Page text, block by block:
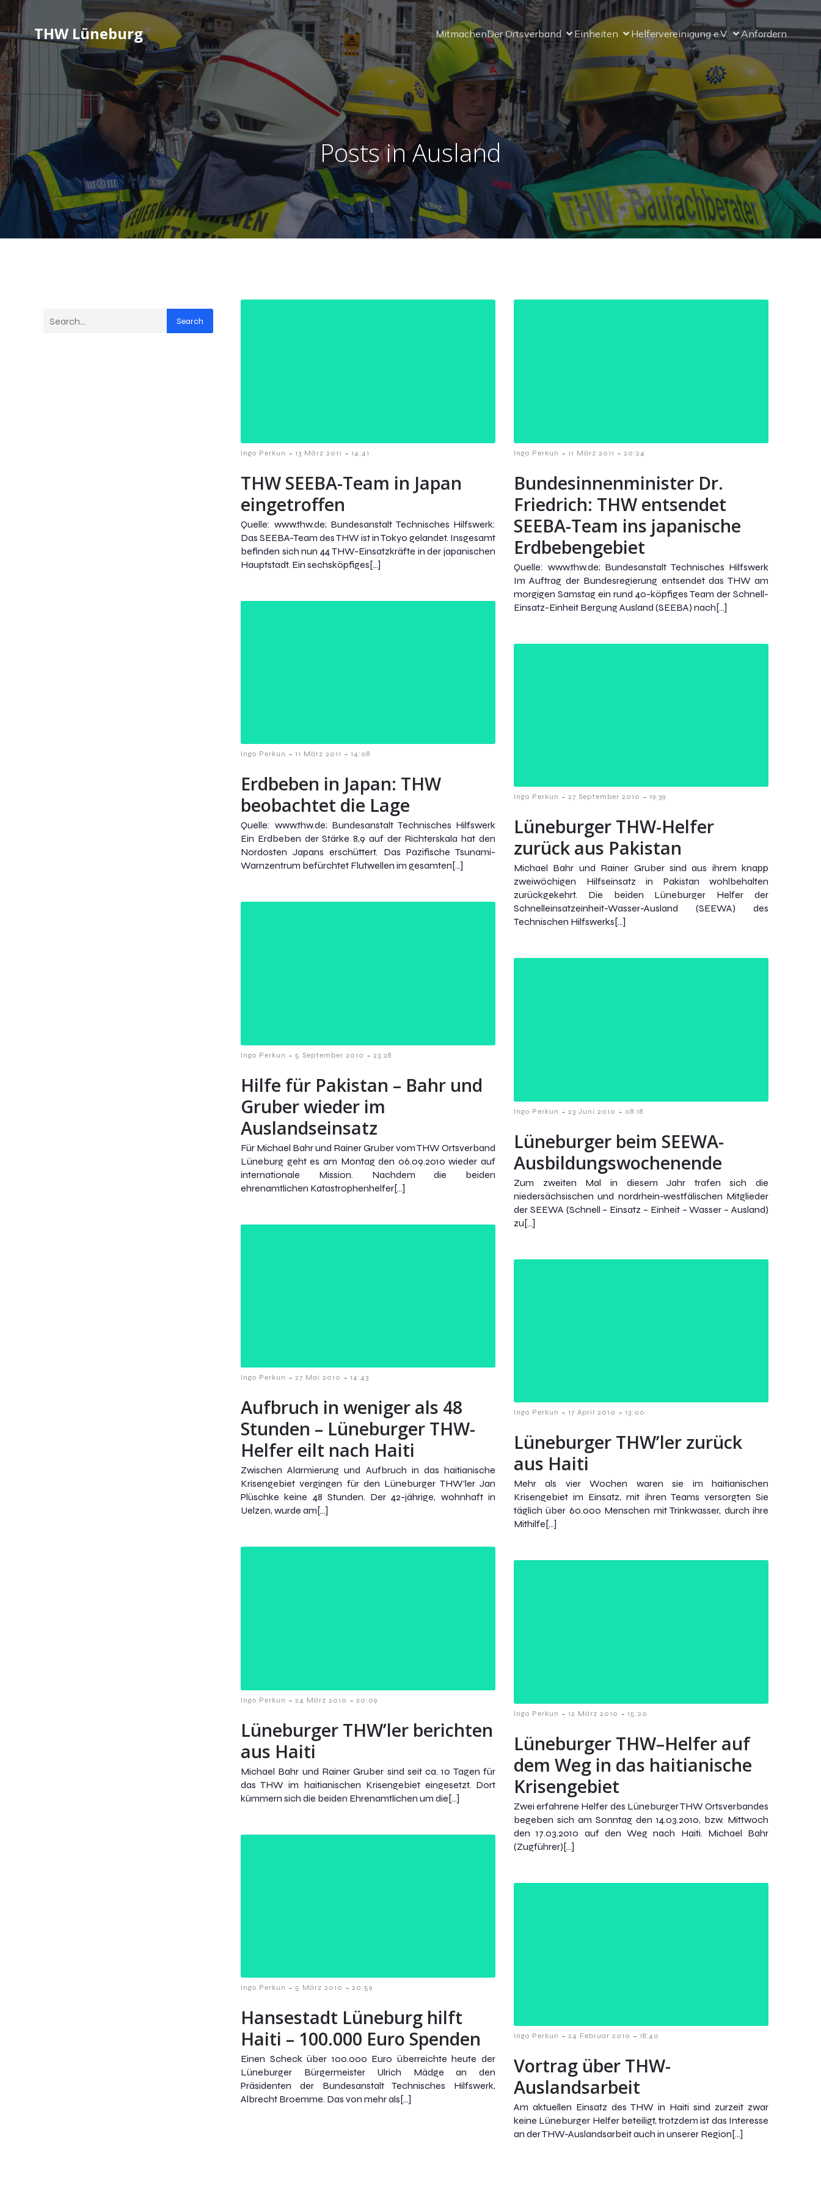
THW Lüneburg MitmachenDer Ortsverband Einheiten Helfervereinigung e.V. Anfordern
Posts in Ausland
Search
Ingo Perkun - 13 März 2011 - 14:41
THW SEEBA-Team in Japan
eingetroffen
Quelle: www.thw.de; Bundesanstalt Technisches Hilfswerk:
Das SEEBA-Team des THW ist in Tokyo gelandet. Insgesamt
befinden sich nun 44 THW-Einsatzkräfte in der japanischen
Hauptstadt. Ein sechsköpfiges[…]
Ingo Perkun - 11 März 2011 - 20:24
Bundesinnenminister Dr.
Friedrich: THW entsendet
SEEBA-Team ins japanische
Erdbebengebiet
Quelle: www.thw.de; Bundesanstalt Technisches Hilfswerk
Im Auftrag der Bundesregierung entsendet das THW am
morgigen Samstag ein rund 40-köpfiges Team der Schnell-
Einsatz-Einheit Bergung Ausland (SEEBA) nach[…]
Ingo Perkun - 11 März 2011 - 14:08
Erdbeben in Japan: THW
beobachtet die Lage
Quelle: www.thw.de; Bundesanstalt Technisches Hilfswerk
Ein Erdbeben der Stärke 8,9 auf der Richterskala hat den
Nordosten Japans erschüttert. Das Pazifische Tsunami-
Warnzentrum befürchtet Flutwellen im gesamten[…]
Ingo Perkun - 27 September 2010 - 19:39
Lüneburger THW-Helfer
zurück aus Pakistan
Michael Bahr und Rainer Gruber sind aus ihrem knapp
zweiwöchigen Hilfseinsatz in Pakistan wohlbehalten
zurückgekehrt. Die beiden Lüneburger Helfer der
Schnelleinsatzeinheit-Wasser-Ausland (SEEWA) des
Technischen Hilfswerks[…]
Ingo Perkun - 5 September 2010 - 23:28
Hilfe für Pakistan – Bahr und
Gruber wieder im
Auslandseinsatz
Für Michael Bahr und Rainer Gruber vom THW Ortsverband
Lüneburg geht es am Montag den 06.09.2010 wieder auf
internationale Mission. Nachdem die beiden
ehrenamtlichen Katastrophenhelfer[…]
Ingo Perkun - 23 Juni 2010 - 08:18
Lüneburger beim SEEWA-
Ausbildungswochenende
Zum zweiten Mal in diesem Jahr trafen sich die
niedersächsischen und nordrhein-westfälischen Mitglieder
der SEEWA (Schnell – Einsatz – Einheit – Wasser – Ausland)
zu[…]
Ingo Perkun - 27 Mai 2010 - 14:43
Aufbruch in weniger als 48
Stunden – Lüneburger THW-
Helfer eilt nach Haiti
Zwischen Alarmierung und Aufbruch in das haitianische
Krisengebiet vergingen für den Lüneburger THW‘ler Jan
Plüschke keine 48 Stunden. Der 42-jährige, wohnhaft in
Uelzen, wurde am[…]
Ingo Perkun - 17 April 2010 - 13:00
Lüneburger THW’ler zurück
aus Haiti
Mehr als vier Wochen waren sie im haitianischen
Krisengebiet im Einsatz, mit ihren Teams versorgten Sie
täglich über 60.000 Menschen mit Trinkwasser, durch ihre
Mithilfe[…]
Ingo Perkun - 24 März 2010 - 20:09
Lüneburger THW’ler berichten
aus Haiti
Michael Bahr und Rainer Gruber sind seit ca. 10 Tagen für
das THW im haitianischen Krisengebiet eingesetzt. Dort
kümmern sich die beiden Ehrenamtlichen um die[…]
Ingo Perkun - 12 März 2010 - 15:20
Lüneburger THW–Helfer auf
dem Weg in das haitianische
Krisengebiet
Zwei erfahrene Helfer des Lüneburger THW Ortsverbandes
begeben sich am Sonntag den 14.03.2010, bzw. Mittwoch
den 17.03.2010 auf den Weg nach Haiti. Michael Bahr
(Zugführer)[…]
Ingo Perkun - 5 März 2010 - 20:59
Hansestadt Lüneburg hilft
Haiti – 100.000 Euro Spenden
Einen Scheck über 100.000 Euro überreichte heute der
Lüneburger Bürgermeister Ulrich Mädge an den
Präsidenten der Bundesanstalt Technisches Hilfswerk,
Albrecht Broemme. Das von mehr als[…]
Ingo Perkun - 24 Februar 2010 - 18:40
Vortrag über THW-
Auslandsarbeit
Am aktuellen Einsatz des THW in Haiti sind zurzeit zwar
keine Lüneburger Helfer beteiligt, trotzdem ist das Interesse
an der THW-Auslandsarbeit auch in unserer Region[…]